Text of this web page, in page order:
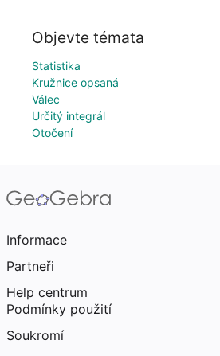
Objevte témata
Statistika
Kružnice opsaná
Válec
Určitý integrál
Otočení
Informace
Partneři
Help centrum
Podmínky použití
Soukromí